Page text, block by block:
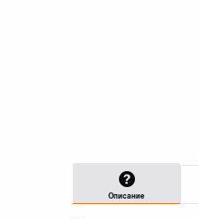
Описание